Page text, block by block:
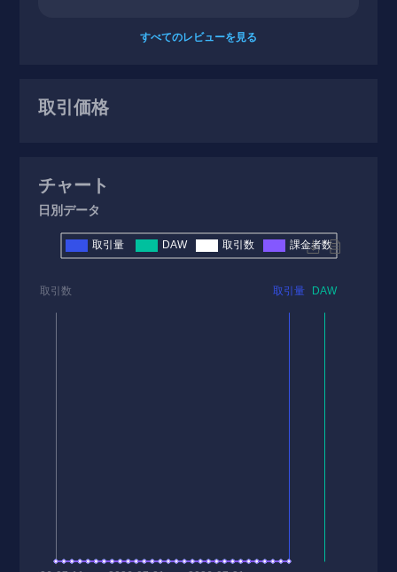
すべてのレビューを見る
取引価格
チャート
日別データ